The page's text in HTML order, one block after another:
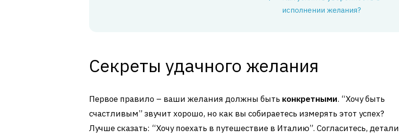
исполнении желания?
Секреты удачного желания
Первое правило – ваши желания должны быть конкретными. “Хочу быть
счастливым” звучит хорошо, но как вы собираетесь измерять этот успех?
Лучше сказать: “Хочу поехать в путешествие в Италию”. Согласитесь, детали